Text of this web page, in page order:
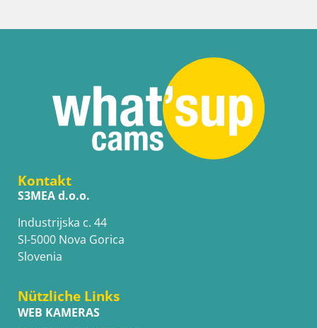
Kontakt
S3MEA d.o.o.
Industrijska c. 44
SI-5000 Nova Gorica
Slovenia
Nützliche Links
WEB KAMERAS